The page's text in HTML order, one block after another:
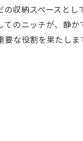
収納スペースと
のニッチが、静
な役割を果たしま